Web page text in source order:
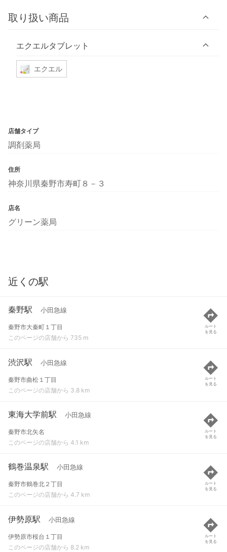
取り扱い商品
エクエルタブレット
エクエル
店舗タイプ
調剤薬局
住所
神奈川県秦野市寿町８－３
店名
グリーン薬局
近くの駅
秦野駅 小田急線
秦野市大秦町１丁目
このページの店舗から 735 m
ルート
を見る
渋沢駅 小田急線
秦野市曲松１丁目
このページの店舗から 3.8 km
ルート
を見る
東海大学前駅 小田急線
秦野市北矢名
このページの店舗から 4.1 km
ルート
を見る
鶴巻温泉駅 小田急線
秦野市鶴巻北２丁目
このページの店舗から 4.7 km
ルート
を見る
伊勢原駅 小田急線
伊勢原市桜台１丁目
このページの店舗から 8.2 km
ルート
を見る